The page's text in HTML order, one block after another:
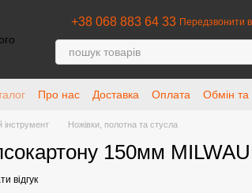
+38 068 883 64 33 Передзвонити
Про нас Доставка Оплата Обмін та
інструмент Ножівки, полотна та стусла
150мм
відгук